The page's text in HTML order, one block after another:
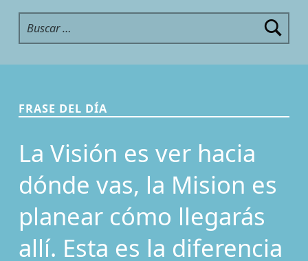
Buscar:
FRASE DEL DÍA
La Visión es ver hacia
dónde vas, la Mision es
planear cómo llegarás
allí. Esta es la diferencia